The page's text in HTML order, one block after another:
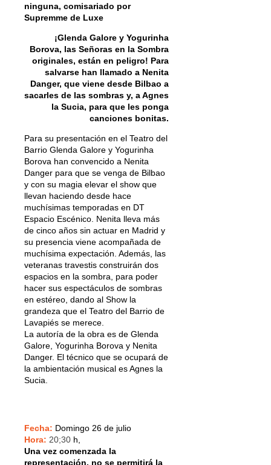
ninguna, comisariado por
Supremme de Luxe
¡Glenda Galore y Yogurinha
Borova, las Señoras en la Sombra
originales, están en peligro! Para
salvarse han llamado a Nenita
Danger, que viene desde Bilbao a
sacarles de las sombras y, a Agnes
la Sucia, para que les ponga
canciones bonitas.
Para su presentación en el Teatro del
Barrio Glenda Galore y Yogurinha
Borova han convencido a Nenita
Danger para que se venga de Bilbao
y con su magia elevar el show que
llevan haciendo desde hace
muchísimas temporadas en DT
Espacio Escénico. Nenita lleva más
de cinco años sin actuar en Madrid y
su presencia viene acompañada de
muchísima expectación. Además, las
veteranas travestis construirán dos
espacios en la sombra, para poder
hacer sus espectáculos de sombras
en estéreo, dando al Show la
grandeza que el Teatro del Barrio de
Lavapiés se merece.
La autoría de la obra es de Glenda
Galore, Yogurinha Borova y Nenita
Danger. El técnico que se ocupará de
la ambientación musical es Agnes la
Sucia.
Fecha: Domingo 26 de julio
Hora: 20;30 h,
Una vez comenzada la
representación, no se permitirá la